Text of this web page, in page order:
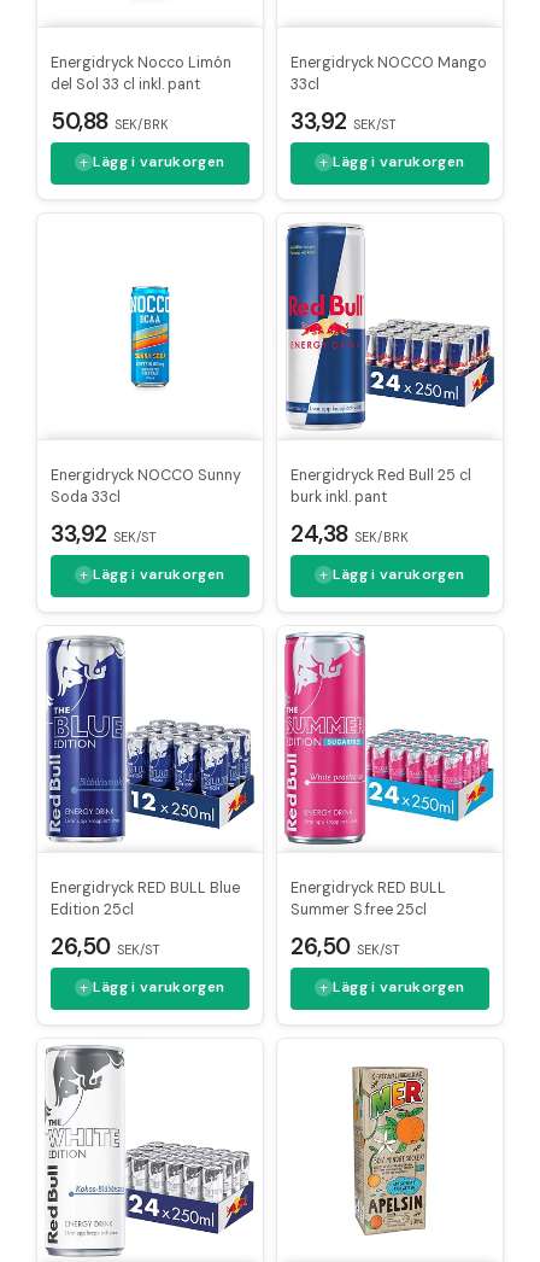
Energidryck Nocco Limón
del Sol 33 cl inkl. pant
50,88 SEK/BRK
Lägg i varukorgen
Energidryck NOCCO Mango
33cl
33,92 SEK/ST
Lägg i varukorgen
Energidryck NOCCO Sunny
Soda 33cl
33,92 SEK/ST
Lägg i varukorgen
Energidryck Red Bull 25 cl
burk inkl. pant
24,38 SEK/BRK
Lägg i varukorgen
Energidryck RED BULL Blue
Edition 25cl
26,50 SEK/ST
Lägg i varukorgen
Energidryck RED BULL
Summer S.free 25cl
26,50 SEK/ST
Lägg i varukorgen